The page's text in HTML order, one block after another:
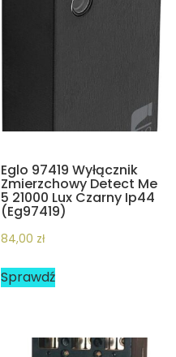
Eglo 97419 Wyłącznik
Zmierzchowy Detect Me
5 21000 Lux Czarny Ip44
(Eg97419)
84,00 zł
Sprawdź